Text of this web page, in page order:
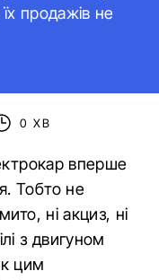
продажів не
0 ХВ
вперше
Тобто не
ні акциз, ні
з двигуном
цим